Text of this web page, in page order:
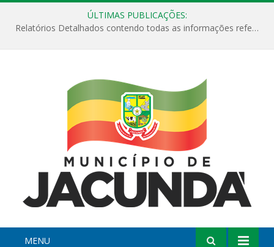
ÚLTIMAS PUBLICAÇÕES:
Relatórios Detalhados contendo todas as informações referentes a execução de recursos destinados ao fomento de projetos culturais no Município de Jacundá entre os anos de 2022 ao presente ano de 2026.
MENU